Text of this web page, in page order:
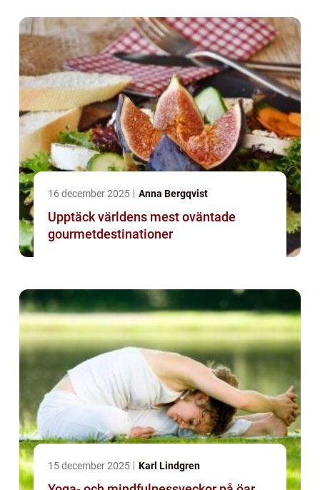
16 december 2025 Anna Bergqvist
Upptäck världens mest oväntade
gourmetdestinationer
15 december 2025 Karl Lindgren